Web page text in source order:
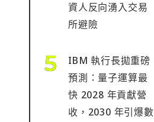
資人反向湧入交易
所避險
IBM 執行長拋重磅
預測：量子運算最
快 2028 年貢獻營
收，2030 年引爆數